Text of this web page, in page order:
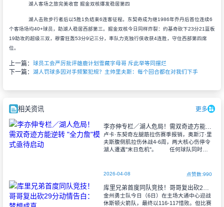
湖人客场之旅完美收官 掘金双核爆发稳居第四
湖人击败步行者后以5胜1负结束6连客征程。东契奇成为继1986年乔丹后首位连续6
个客场场均40+球员，助湖人稳居西部第三。掘金双核今日同样炸裂：约基奇砍下23分21篮板
19助攻的超级三双，穆雷狂轰53分9记三分，率队力克独行侠收获4连胜，守住西部第四席
位。
上一篇： 球员工会严厉批评雄鹿计划雪藏字母哥 斥此举等同摆烂
下一篇： 湖人罚球多因对手频繁犯规？主帅里夫斯：每个回合都在对我们下手
相关资讯 更多
李亦伸专栏／湖人危局！需双奇迹方能逆转 "全力詹"模式亟待启动
卢卡·东契奇左腿筋拉伤赛季报销，奥斯汀·里
夫斯腹侧肌拉伤休战4-6周，两大核心伤停令
湖人遭遇"末日危机"。 任何球队同时失
2026-04-08 点赞数:990
库里兄弟首度同队竞技！哥哥复出砍29分动情告白：梦想成真
金州勇士队今日（6日）在主场大通中心迎战
休斯顿火箭队，最终以116-117惜败。但比赛